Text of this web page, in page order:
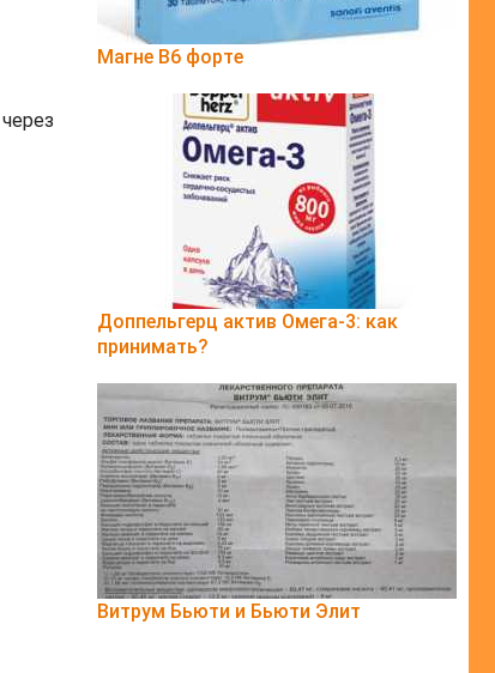
Магне B6 форте
Доппельгерц актив Омега-3: как
принимать?
Витрум Бьюти и Бьюти Элит